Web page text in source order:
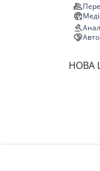
НОВА